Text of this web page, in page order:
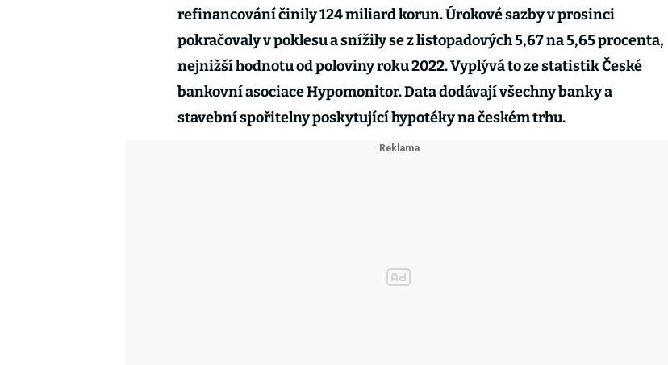
refinancování činily 124 miliard korun. Úrokové sazby v prosinci
pokračovaly v poklesu a snížily se z listopadových 5,67 na 5,65 procenta,
nejnižší hodnotu od poloviny roku 2022. Vyplývá to ze statistik České
bankovní asociace Hypomonitor. Data dodávají všechny banky a
stavební spořitelny poskytující hypotéky na českém trhu.